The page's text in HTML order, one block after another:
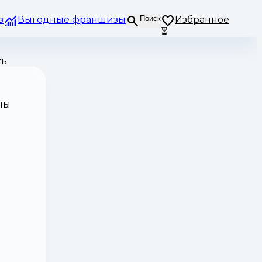
Выгодные франшизы Поиск
Избранное
⏳